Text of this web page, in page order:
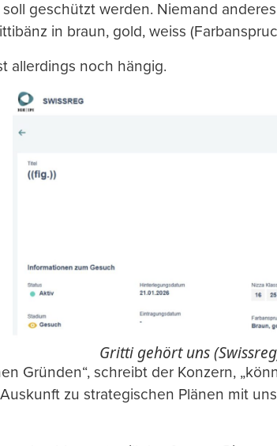
geschützt werden. Niemand
in braun, gold, weiss
allerdings noch hängig.
Gritti gehört uns
Gründen“, schreibt der Konzern,
zu strategischen Plänen mit